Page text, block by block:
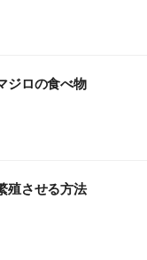
ジロの食べ物
殖させる方法